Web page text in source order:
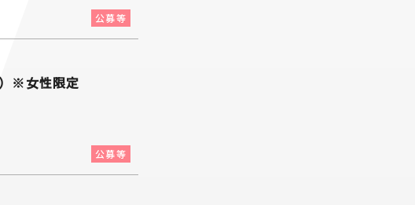
公募等
※女性限定
公募等